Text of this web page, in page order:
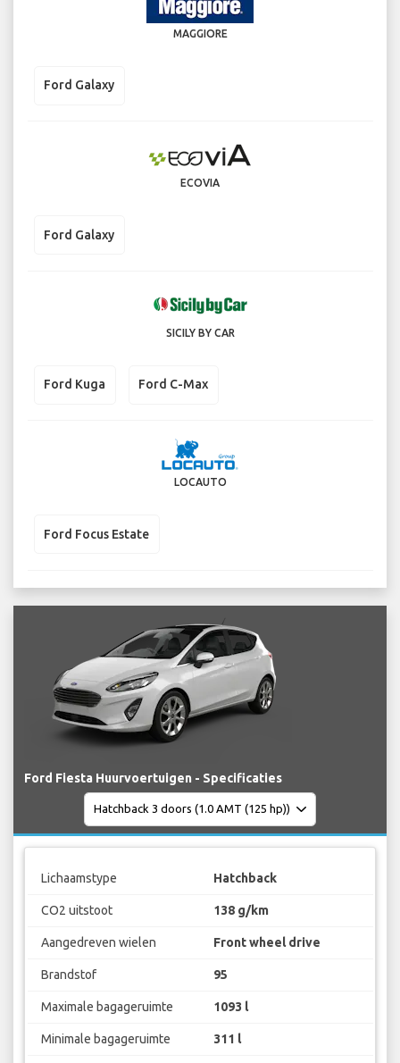
MAGGIORE
Ford Galaxy
ECOVIA
Ford Galaxy
SICILY BY CAR
Ford Kuga Ford C-Max
LOCAUTO
Ford Focus Estate
Ford Fiesta Huurvoertuigen - Specificaties
Lichaamstype Hatchback
CO2 uitstoot 138 g/km
Aangedreven wielen Front wheel drive
Brandstof 95
Maximale bagageruimte 1093 l
Minimale bagageruimte 311 l